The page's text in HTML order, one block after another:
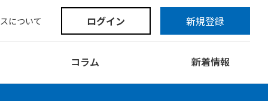
コラム 新着情報
について ログイン 新規登録